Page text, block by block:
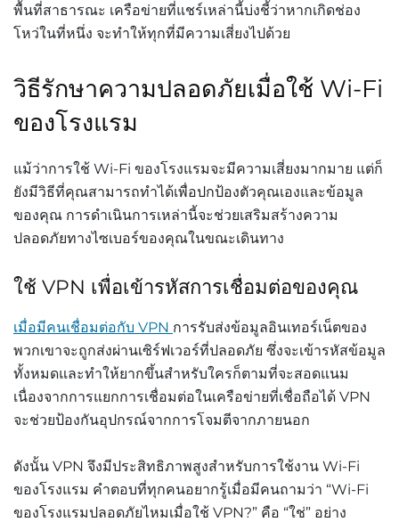
พื้นที่สาธารณะ เครือข่ายที่แชร์เหล่านี้บ่งชี้ว่าหากเกิดช่อง
โหว่ในที่หนึ่ง จะทำให้ทุกที่มีความเสี่ยงไปด้วย
วิธีรักษาความปลอดภัยเมื่อใช้ Wi-Fi
ของโรงแรม
แม้ว่าการใช้ Wi-Fi ของโรงแรมจะมีความเสี่ยงมากมาย แต่ก็
ยังมีวิธีที่คุณสามารถทำได้เพื่อปกป้องตัวคุณเองและข้อมูล
ของคุณ การดำเนินการเหล่านี้จะช่วยเสริมสร้างความ
ปลอดภัยทางไซเบอร์ของคุณในขณะเดินทาง
ใช้ VPN เพื่อเข้ารหัสการเชื่อมต่อของคุณ
เมื่อมีคนเชื่อมต่อกับ VPN การรับส่งข้อมูลอินเทอร์เน็ตของ
พวกเขาจะถูกส่งผ่านเซิร์ฟเวอร์ที่ปลอดภัย ซึ่งจะเข้ารหัสข้อมูล
ทั้งหมดและทำให้ยากขึ้นสำหรับใครก็ตามที่จะสอดแนม
เนื่องจากการแยกการเชื่อมต่อในเครือข่ายที่เชื่อถือได้ VPN
จะช่วยป้องกันอุปกรณ์จากการโจมตีจากภายนอก
ดังนั้น VPN จึงมีประสิทธิภาพสูงสำหรับการใช้งาน Wi-Fi
ของโรงแรม คำตอบที่ทุกคนอยากรู้เมื่อมีคนถามว่า “Wi-Fi
ของโรงแรมปลอดภัยไหมเมื่อใช้ VPN?” คือ “ใช่” อย่าง